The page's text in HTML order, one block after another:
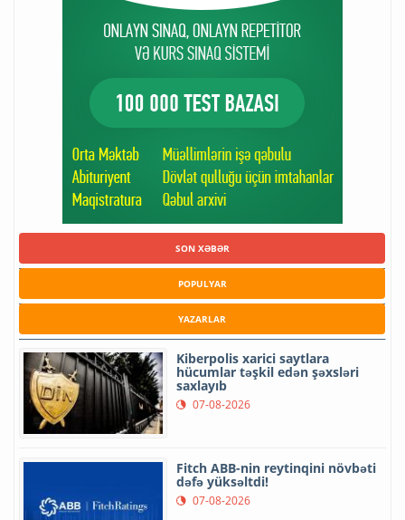
SON XƏBƏR
POPULYAR
YAZARLAR
Kiberpolis xarici saytlara
hücumlar təşkil edən şəxsləri
saxlayıb
07-08-2026
Fitch ABB-nin reytinqini növbəti
dəfə yüksəltdi!
07-08-2026